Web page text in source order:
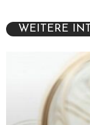
WEITERE